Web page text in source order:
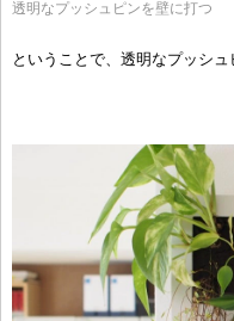
透明なプッシュピンを壁に打つ
ということで、透明なプッシ